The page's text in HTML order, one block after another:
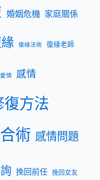
婚姻危機 家庭關係
復緣法術 復緣老師
愛情 感情
復方法
術 感情問題
挽回前任 挽回女友